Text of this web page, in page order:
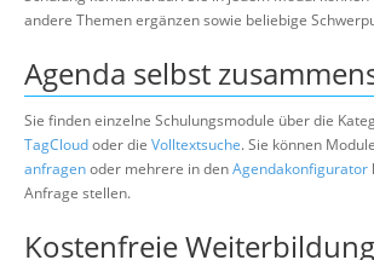
andere Themen ergänzen sowie beliebige
Agenda selbst
Sie finden einzelne Schulungsmodule über die
TagCloudoder die Volltextsuche. Sie können
anfragenoder mehrere in denAgendakonfigurator
Anfrage stellen.
Kostenfreie